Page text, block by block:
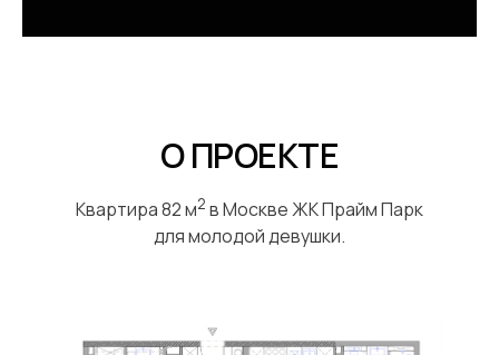
О ПРОЕКТЕ
Квартира 82 м2 в Москве ЖК Прайм Парк
для молодой девушки.